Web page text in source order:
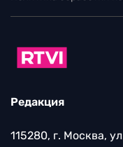
Редакция
115280, г. Москва,